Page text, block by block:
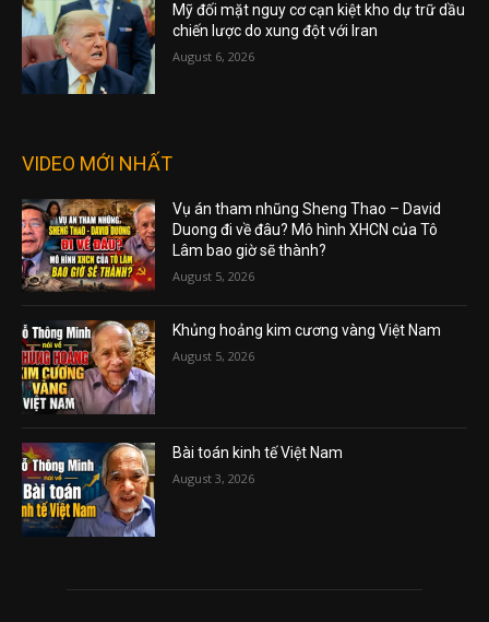
Mỹ đối mặt nguy cơ cạn kiệt kho dự trữ dầu
chiến lược do xung đột với Iran
August 6, 2026
VIDEO MỚI NHẤT
Vụ án tham nhũng Sheng Thao – David
Duong đi về đâu? Mô hình XHCN của Tô
Lâm bao giờ sẽ thành?
August 5, 2026
Khủng hoảng kim cương vàng Việt Nam
August 5, 2026
Bài toán kinh tế Việt Nam
August 3, 2026